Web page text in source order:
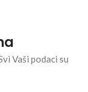
Vaši podaci su